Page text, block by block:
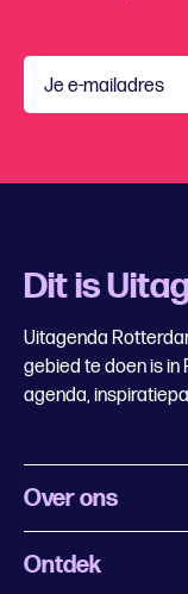
Je e-mailadres
Dit is
Uitagenda
gebied te doen is
agenda,
Over ons
Wat is Uitagenda
Ontdek